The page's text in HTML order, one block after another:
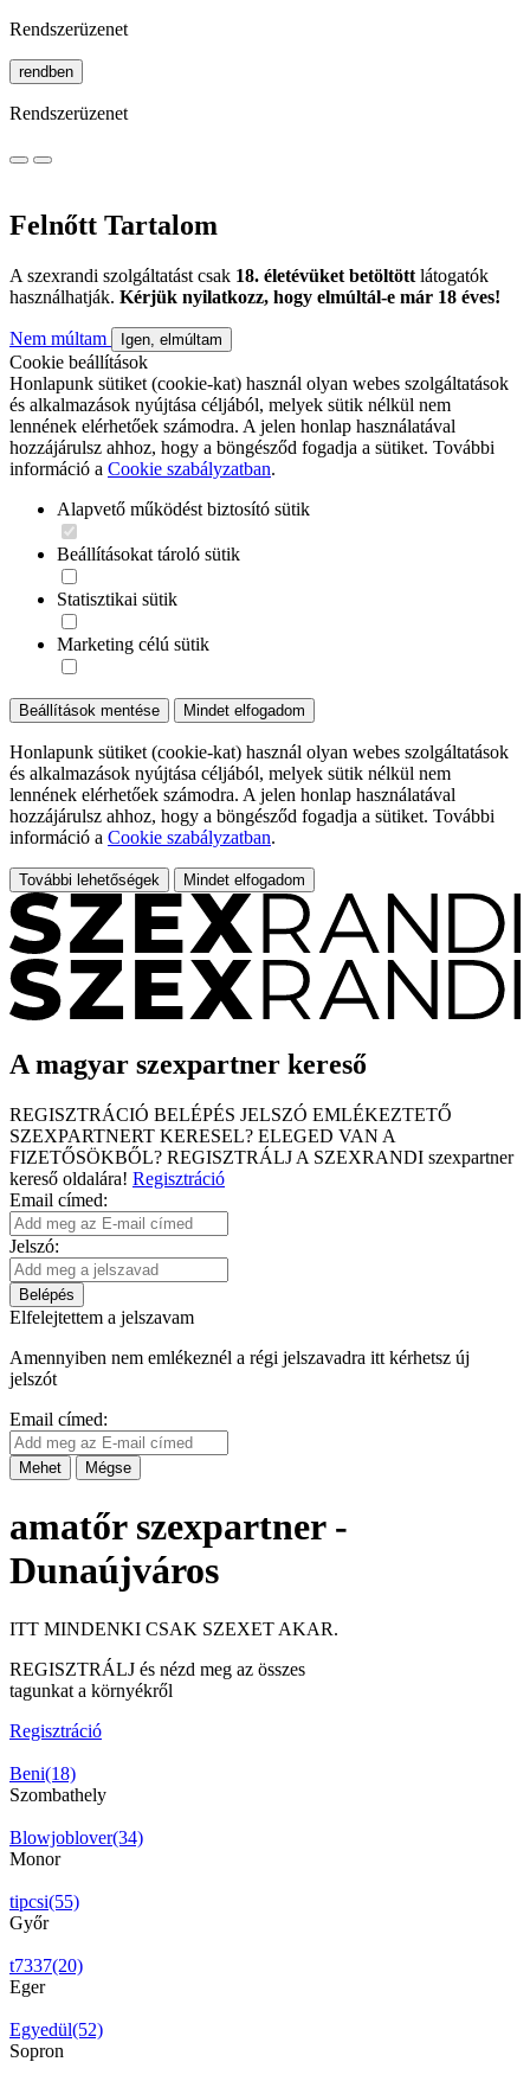
Rendszerüzenet
rendben
Rendszerüzenet
Felnőtt Tartalom
A szexrandi szolgáltatást csak 18. életévüket betöltött látogatók
használhatják. Kérjük nyilatkozz, hogy elmúltál-e már 18 éves!
Nem múltam Igen, elmúltam
Cookie beállítások
Honlapunk sütiket (cookie-kat) használ olyan webes szolgáltatások
és alkalmazások nyújtása céljából, melyek sütik nélkül nem
lennének elérhetőek számodra. A jelen honlap használatával
hozzájárulsz ahhoz, hogy a böngésződ fogadja a sütiket. További
információ a Cookie szabályzatban.
Alapvető működést biztosító sütik
Beállításokat tároló sütik
Statisztikai sütik
Marketing célú sütik
Beállítások mentése Mindet elfogadom
Honlapunk sütiket (cookie-kat) használ olyan webes szolgáltatások
és alkalmazások nyújtása céljából, melyek sütik nélkül nem
lennének elérhetőek számodra. A jelen honlap használatával
hozzájárulsz ahhoz, hogy a böngésződ fogadja a sütiket. További
információ a Cookie szabályzatban.
További lehetőségek Mindet elfogadom
A magyar szexpartner kereső
REGISZTRÁCIÓ BELÉPÉS JELSZÓ EMLÉKEZTETŐ
SZEXPARTNERT KERESEL? ELEGED VAN A
FIZETŐSÖKBŐL? REGISZTRÁLJ A SZEXRANDI szexpartner
kereső oldalára! Regisztráció
Email címed:
Jelszó:
Belépés
Elfelejtettem a jelszavam
Amennyiben nem emlékeznél a régi jelszavadra itt kérhetsz új
jelszót
Email címed:
Mehet Mégse
amatőr szexpartner -
Dunaújváros
ITT MINDENKI CSAK SZEXET AKAR.
REGISZTRÁLJ és nézd meg az összes
tagunkat a környékről
Regisztráció
Beni(18)
Szombathely
Blowjoblover(34)
Monor
tipcsi(55)
Győr
t7337(20)
Eger
Egyedül(52)
Sopron